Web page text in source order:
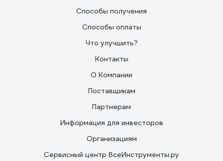
Способы получения
Способы оплаты
Что улучшить?
Контакты
О Компании
Поставщикам
Партнерам
Информация для инвесторов
Организациям
Сервисный центр ВсеИнструменты.ру